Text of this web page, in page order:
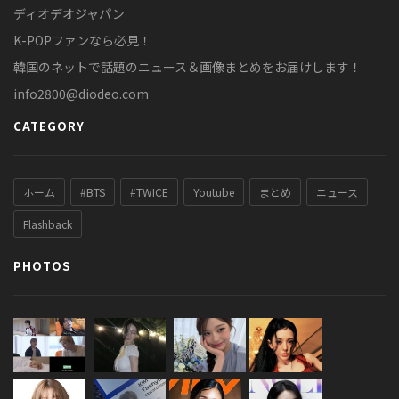
ディオデオジャパン
K-POPファンなら必見！
韓国のネットで話題のニュース＆画像まとめをお届けします！
info2800@diodeo.com
CATEGORY
ホーム #BTS #TWICE Youtube まとめ ニュース
Flashback
PHOTOS